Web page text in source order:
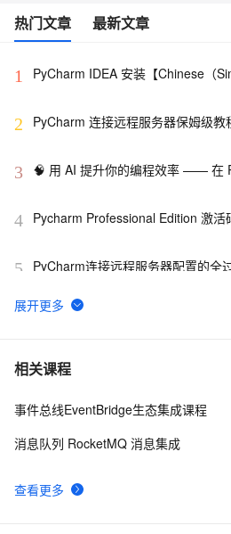
热门文章 最新文章
1
PyCharm IDEA 安装【Chinese（
2 PyCharm 连接远程服务器保姆级教
3
🧠 用 AI 提升你的编程效率 —— 在
4 Pycharm Professional Edition 激活
5 PyCharm连接远程服务器配置的全
6
学生邮箱白嫖/免费安装JetBrains全
7
8 成功解决pycharm 没有菜单栏
相关课程
查看更多
事件总线EventBridge生态集成课程
消息队列 RocketMQ 消息集成